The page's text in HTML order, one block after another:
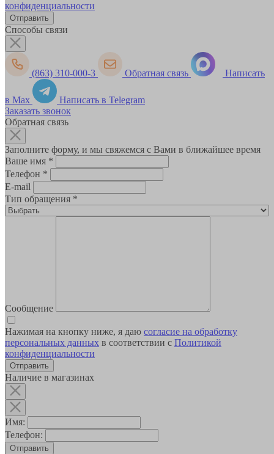
конфиденциальности
Способы связи
(863) 310-000-3 Обратная связь Написать
в Max
Написать в Telegram
Заказать звонок
Обратная связь
Заполните форму, и мы свяжемся с Вами в ближайшее время
Ваше имя *
Телефон *
E-mail
Тип обращения *
Сообщение
Нажимая на кнопку ниже, я даю согласие на обработку
персональных данных в соответствии с Политикой
конфиденциальности
Наличие в магазинах
Имя:
Телефон:
Отправить